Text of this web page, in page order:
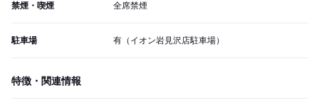
禁煙・喫煙 全席禁煙
駐車場 有（イオン岩見沢店駐車場）
特徴・関連情報